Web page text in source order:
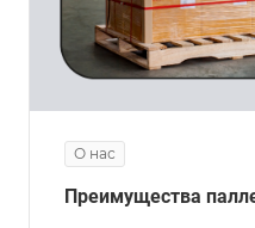
О нас
Преимущества